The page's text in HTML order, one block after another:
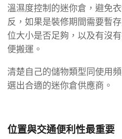
溫濕度控制的迷你倉，避免
反，如果是裝修期間需要暫
位大小是否足夠，以及有沒
便搬運。
清楚自己的儲物類型同使用
選出合適的迷你倉供應商。
位置與交通便利性最重要